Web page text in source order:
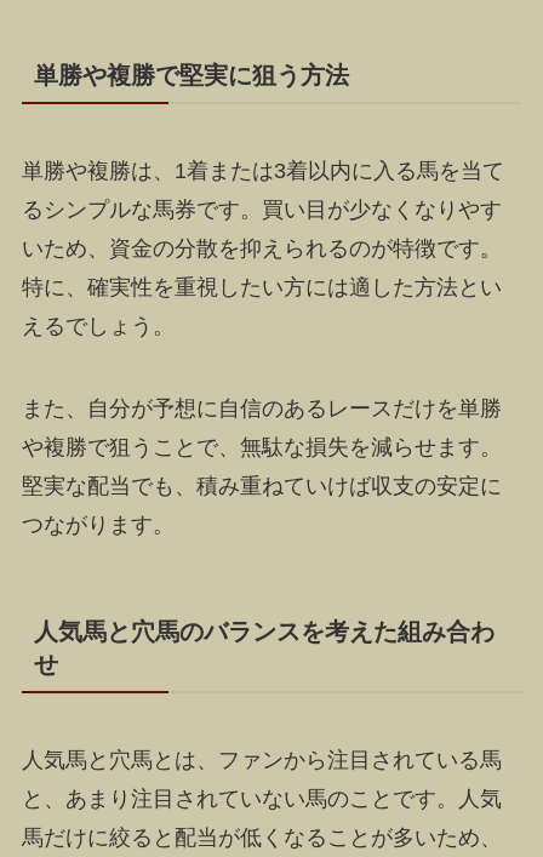
単勝や複勝で堅実に狙う方法
単勝や複勝は、1着または3着以内に入る馬を当て
るシンプルな馬券です。買い目が少なくなりやす
いため、資金の分散を抑えられるのが特徴です。
特に、確実性を重視したい方には適した方法とい
えるでしょう。
また、自分が予想に自信のあるレースだけを単勝
や複勝で狙うことで、無駄な損失を減らせます。
堅実な配当でも、積み重ねていけば収支の安定に
つながります。
人気馬と穴馬のバランスを考えた組み合わ
せ
人気馬と穴馬とは、ファンから注目されている馬
と、あまり注目されていない馬のことです。人気
馬だけに絞ると配当が低くなることが多いため、